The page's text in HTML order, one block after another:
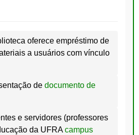
oferece empréstimo de
a usuários com vínculo
de documento de
e servidores (professores
da UFRAcampus